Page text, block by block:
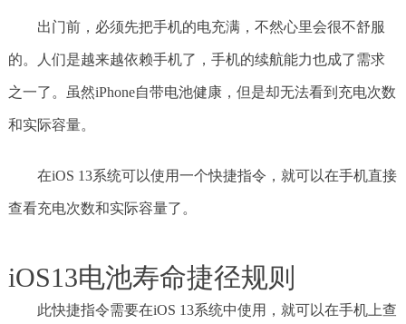
出门前，必须先把手机的电充满，不然心里会很不舒服
的。人们是越来越依赖手机了，手机的续航能力也成了需求
之一了。虽然iPhone自带电池健康，但是却无法看到充电次数
和实际容量。
在iOS 13系统可以使用一个快捷指令，就可以在手机直接
查看充电次数和实际容量了。
iOS13电池寿命捷径规则
此快捷指令需要在iOS 13系统中使用，就可以在手机上查